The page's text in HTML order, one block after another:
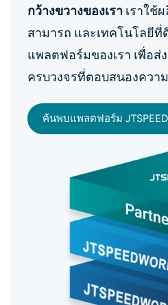
กว้างขวางของเรา เราใช้
สามารถ และเทคโนโลยี
แพลตฟอร์มของเรา เพื่อ
ครบวงจรที่ตอบสนองควา
ค้นพบแพลตฟอร์ม